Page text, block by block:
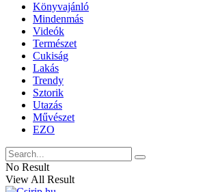
Könyvajánló
Mindenmás
Videók
Természet
Cukiság
Lakás
Trendy
Sztorik
Utazás
Művészet
EZO
No Result
View All Result